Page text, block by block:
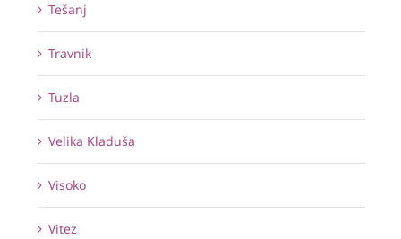
Tešanj
Travnik
Tuzla
Velika Kladuša
Visoko
Vitez